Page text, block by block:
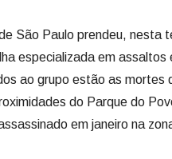
São Paulo prendeu, nesta
especializada em
ao grupo estão as mortes
do Parque do
em janeiro na